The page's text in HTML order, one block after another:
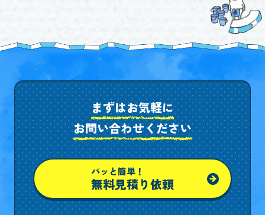
まずはお気軽に
お問い合わせください
パッと簡単！
無料見積り依頼